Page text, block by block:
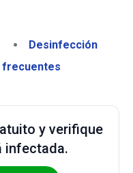
Desinfección
frecuentes
y verifique
infectada.